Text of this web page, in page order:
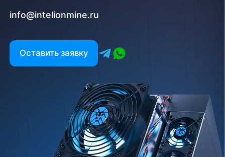
info@intelionmine.ru
Оставить заявку